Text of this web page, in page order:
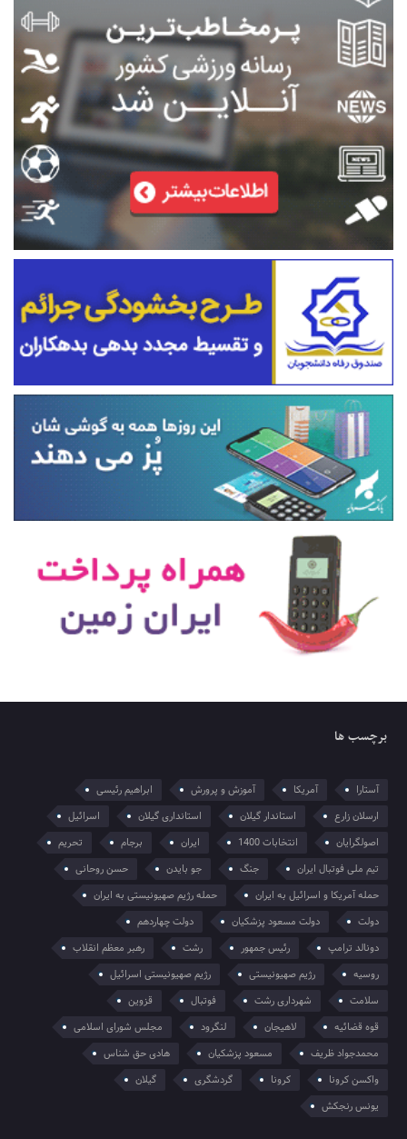
برچسب ها
آستارا آمریکا آموزش و پرورش
ابراهیم رئیسی
ارسلان زارع
استاندار گیلان استانداری گیلان
اسرائیل
اصولگرایان
انتخابات 1400 ایران برجام
تحریم
تیم ملی فوتبال ایران
جنگ جو بایدن
حسن روحانی
حمله آمریکا و اسرائیل به ایران
حمله رژیم صهیونیستی به ایران
دولت
دولت مسعود پزشکیان
دولت چهاردهم
دونالد ترامپ
رئیس جمهور رشت
رهبر معظم انقلاب
روسیه
رژیم صهیونیستی
رژیم صهیونیستی اسرائیل
سلامت
شهرداری رشت فوتبال
قزوین
قوه قضائیه
لاهیجان لنگرود
مجلس شورای اسلامی
محمدجواد ظریف
مسعود پزشکیان
هادی حق شناس
واکسن کرونا
کرونا گردشگری
گیلان
یونس رنجکش